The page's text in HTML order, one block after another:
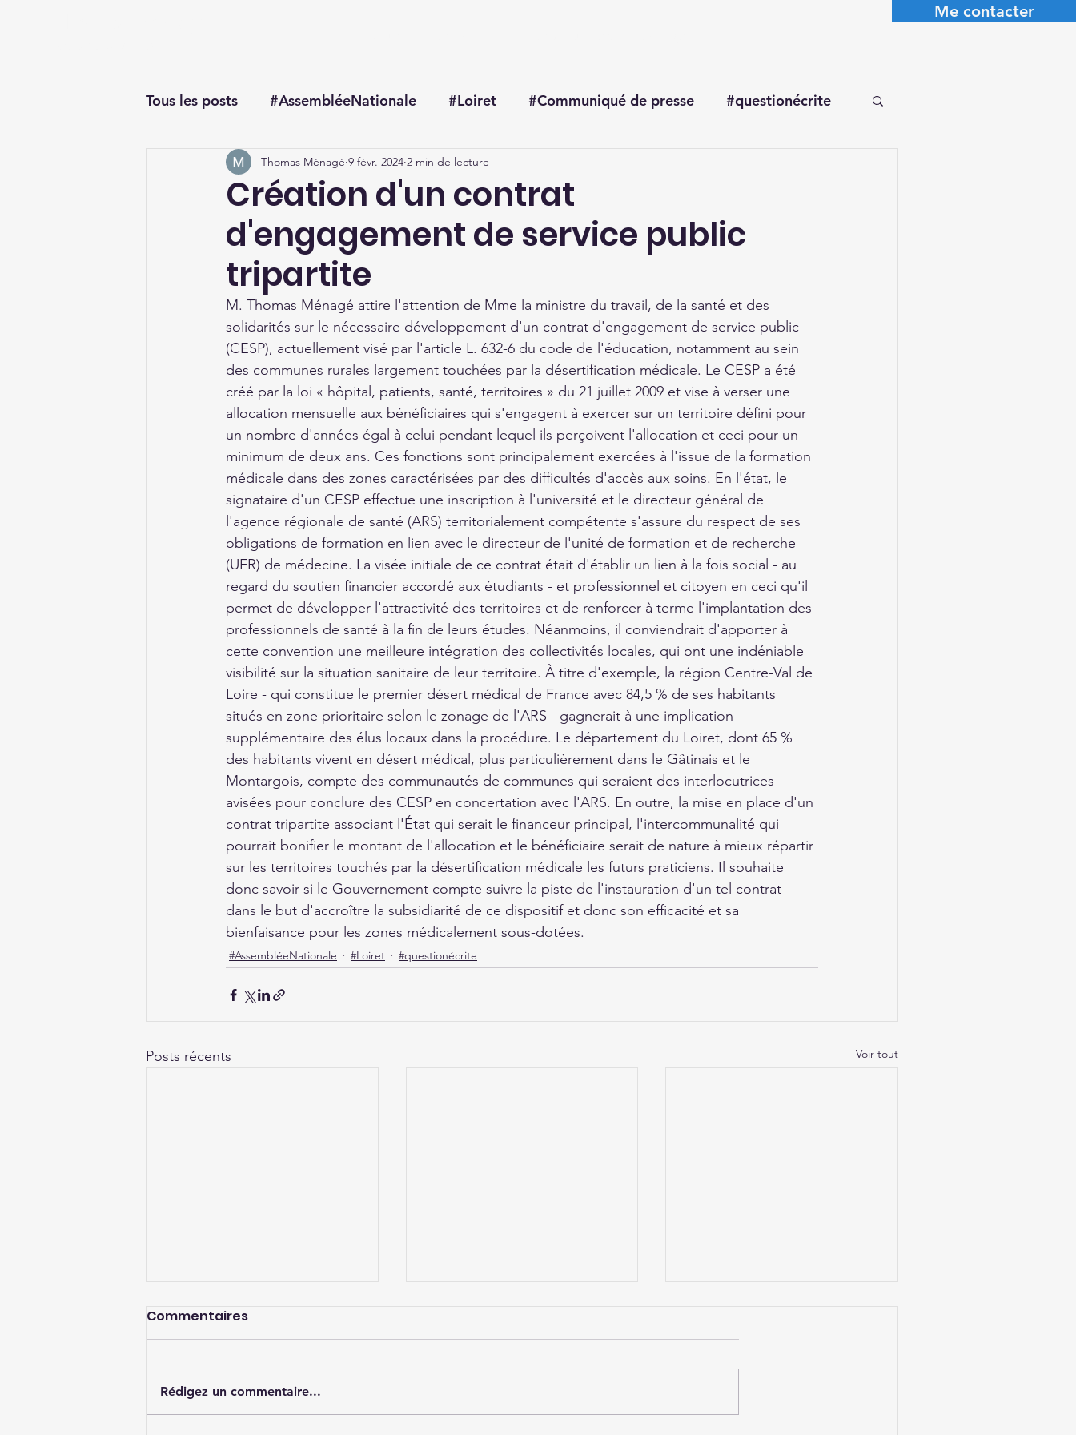
Me contacter
Tous les posts #AssembléeNationale #Loiret #Communiqué de presse #questionécrite
#questionorale
Création d'un contrat
d'engagement de service public
tripartite
Thomas Ménagé 9 févr. 2024 2 min de lecture
M. Thomas Ménagé attire l'attention de Mme la ministre du travail, de la santé et des
solidarités sur le nécessaire développement d'un contrat d'engagement de service public
(CESP), actuellement visé par l'article L. 632-6 du code de l'éducation, notamment au sein
des communes rurales largement touchées par la désertification médicale. Le CESP a été
créé par la loi « hôpital, patients, santé, territoires » du 21 juillet 2009 et vise à verser une
allocation mensuelle aux bénéficiaires qui s'engagent à exercer sur un territoire défini pour
un nombre d'années égal à celui pendant lequel ils perçoivent l'allocation et ceci pour un
minimum de deux ans. Ces fonctions sont principalement exercées à l'issue de la formation
médicale dans des zones caractérisées par des difficultés d'accès aux soins. En l'état, le
signataire d'un CESP effectue une inscription à l'université et le directeur général de
l'agence régionale de santé (ARS) territorialement compétente s'assure du respect de ses
obligations de formation en lien avec le directeur de l'unité de formation et de recherche
(UFR) de médecine. La visée initiale de ce contrat était d'établir un lien à la fois social - au
regard du soutien financier accordé aux étudiants - et professionnel et citoyen en ceci qu'il
permet de développer l'attractivité des territoires et de renforcer à terme l'implantation des
professionnels de santé à la fin de leurs études. Néanmoins, il conviendrait d'apporter à
cette convention une meilleure intégration des collectivités locales, qui ont une indéniable
visibilité sur la situation sanitaire de leur territoire. À titre d'exemple, la région Centre-Val de
Loire - qui constitue le premier désert médical de France avec 84,5 % de ses habitants
situés en zone prioritaire selon le zonage de l'ARS - gagnerait à une implication
supplémentaire des élus locaux dans la procédure. Le département du Loiret, dont 65 %
des habitants vivent en désert médical, plus particulièrement dans le Gâtinais et le
Montargois, compte des communautés de communes qui seraient des interlocutrices
avisées pour conclure des CESP en concertation avec l'ARS. En outre, la mise en place d'un
contrat tripartite associant l'État qui serait le financeur principal, l'intercommunalité qui
pourrait bonifier le montant de l'allocation et le bénéficiaire serait de nature à mieux répartir
sur les territoires touchés par la désertification médicale les futurs praticiens. Il souhaite
donc savoir si le Gouvernement compte suivre la piste de l'instauration d'un tel contrat
dans le but d'accroître la subsidiarité de ce dispositif et donc son efficacité et sa
bienfaisance pour les zones médicalement sous-dotées.
#AssembléeNationale #Loiret #questionécrite
Posts récents Voir tout
Commentaires
Rédigez un commentaire...